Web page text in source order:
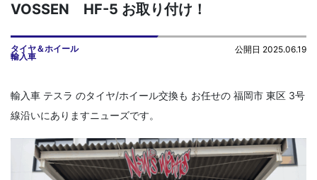
VOSSEN HF-5 お取り付け！
タイヤ＆ホイール
輸入車
公開日 2025.06.19
輸入車 テスラ のタイヤ/ホイール交換も お任せの 福岡市 東区 3号
線沿いにありますニューズです。